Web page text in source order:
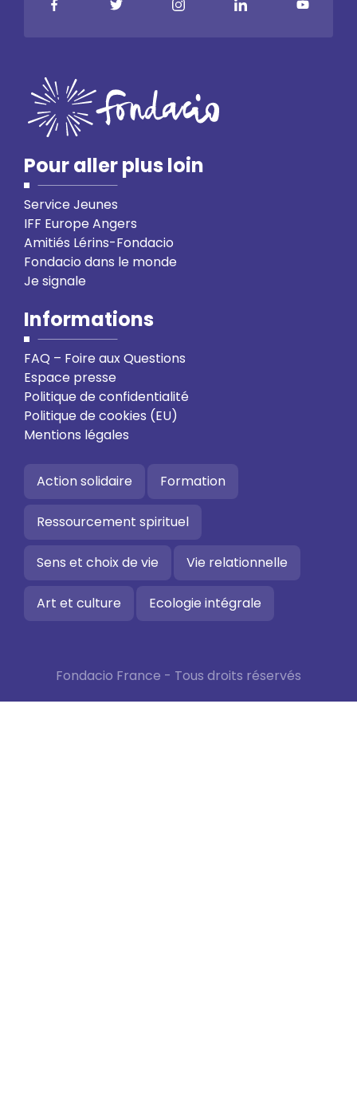
Pour aller plus loin
Service Jeunes
IFF Europe Angers
Amitiés Lérins-Fondacio
Fondacio dans le monde
Je signale
Informations
FAQ – Foire aux Questions
Espace presse
Politique de confidentialité
Politique de cookies (EU)
Mentions légales
Action solidaire Formation
Ressourcement spirituel
Sens et choix de vie Vie relationnelle
Art et culture Ecologie intégrale
Fondacio France - Tous droits réservés